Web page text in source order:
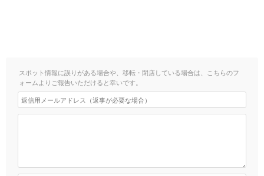
スポット情報に誤りがある場合や、移転・閉店している場合は、こちらのフ
ォームよりご報告いただけると幸いです。